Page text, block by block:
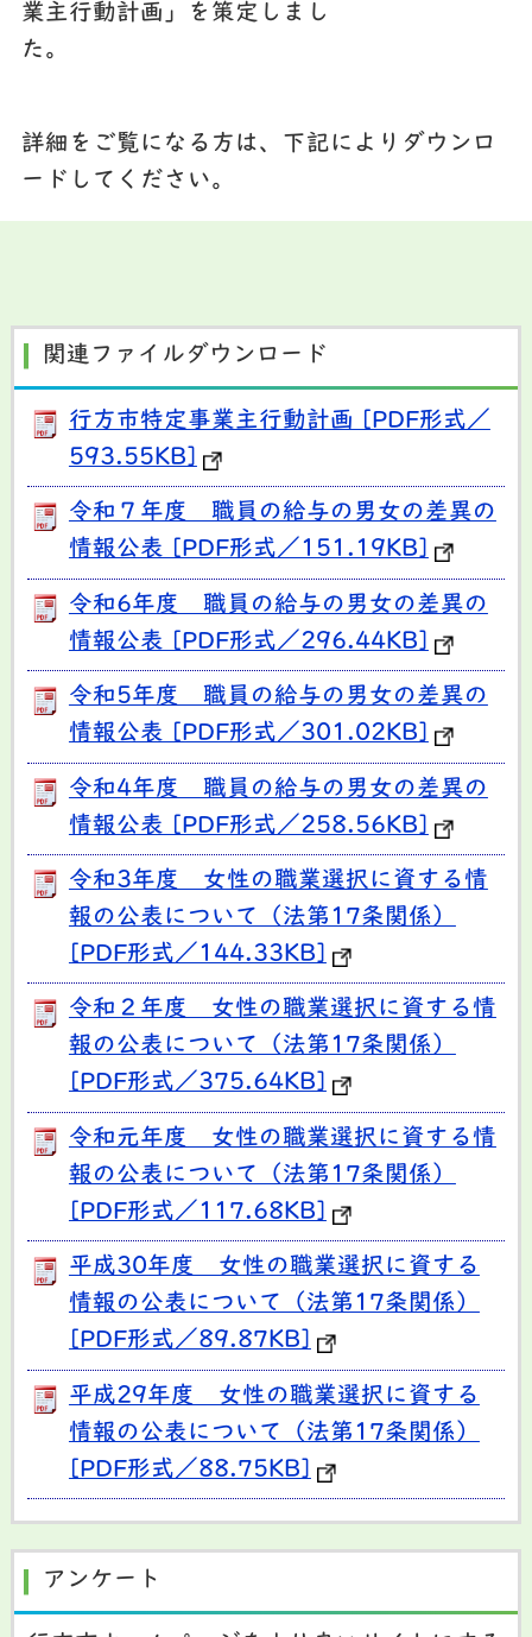
業主行動計画」を策定しまし
た。
詳細をご覧になる方は、下記によりダウンロ
ードしてください。
関連ファイルダウンロード
行方市特定事業主行動計画 [PDF形式／
593.55KB]
令和７年度 職員の給与の男女の差異の
情報公表 [PDF形式／151.19KB]
令和6年度 職員の給与の男女の差異の
情報公表 [PDF形式／296.44KB]
令和5年度 職員の給与の男女の差異の
情報公表 [PDF形式／301.02KB]
令和4年度 職員の給与の男女の差異の
情報公表 [PDF形式／258.56KB]
令和3年度 女性の職業選択に資する情
報の公表について（法第17条関係）
[PDF形式／144.33KB]
令和２年度 女性の職業選択に資する情
報の公表について（法第17条関係）
[PDF形式／375.64KB]
令和元年度 女性の職業選択に資する情
報の公表について（法第17条関係）
[PDF形式／117.68KB]
平成30年度 女性の職業選択に資する
情報の公表について（法第17条関係）
[PDF形式／89.87KB]
平成29年度 女性の職業選択に資する
情報の公表について（法第17条関係）
[PDF形式／88.75KB]
アンケート